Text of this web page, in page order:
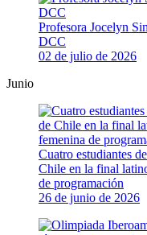
Profesora Jocelyn
DCC
02 de julio de 2026
Junio
Cuatro estudiantes
Chile en la final
de programación
26 de junio de 2026